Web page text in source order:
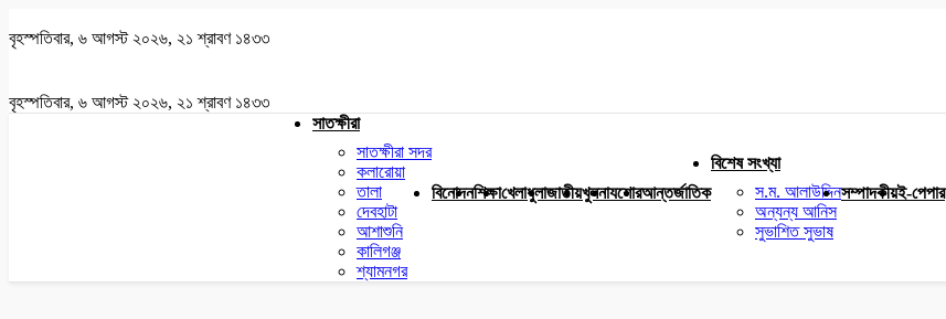
বৃহস্পতিবার, ৬ আগস্ট ২০২৬, ২১ শ্রাবণ ১৪৩৩
বৃহস্পতিবার, ৬ আগস্ট ২০২৬, ২১ শ্রাবণ ১৪৩৩
সাতক্ষীরা
সাতক্ষীরা সদর
কলারোয়া
তালা
দেবহাটা
আশাশুনি
কালিগঞ্জ
শ্যামনগর
বিনোদনশিক্ষাখেলাধুলাজাতীয়খুলনাযশোরআন্তর্জাতিক
বিশেষ সংখ্যা
স.ম. আলাউদ্দিন
অন্যন্য আনিস
সুভাশিত সুভাষ
সম্পাদকীয়ই-পেপার